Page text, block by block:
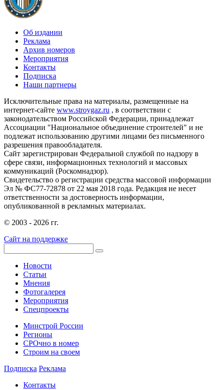
Об издании
Реклама
Архив номеров
Мероприятия
Контакты
Подписка
Наши партнеры
Исключительные права на материалы, размещенные на
интернет-сайте www.stroygaz.ru , в соответствии с
законодательством Российской Федерации, принадлежат
Ассоциации "Национальное объединение строителей" и не
подлежат использованию другими лицами без письменного
разрешения правообладателя.
Сайт зарегистрирован Федеральной службой по надзору в
сфере связи, информационных технологий и массовых
коммуникаций (Роскомнадзор).
Свидетельство о регистрации средства массовой информации
Эл № ФС77-72878 от 22 мая 2018 года. Редакция не несет
ответственности за достоверность информации,
опубликованной в рекламных материалах.
© 2003 - 2026 гг.
Сайт на поддержке
Новости
Статьи
Мнения
Фотогалерея
Мероприятия
Спецпроекты
Минстрой России
Регионы
СРОчно в номер
Строим на своем
Подписка Реклама
Контакты